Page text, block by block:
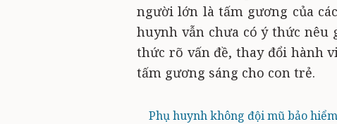
người lớn là tấm gương của
huynh vẫn chưa có ý thức nêu
thức rõ vấn đề, thay đổi hành
tấm gương sáng cho con trẻ.
Phụ huynh không đội mũ bảo